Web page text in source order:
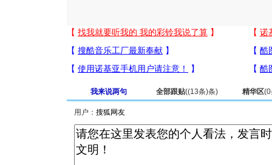
我来说两句 全部跟贴((13条)条) 精华区(0
用户：